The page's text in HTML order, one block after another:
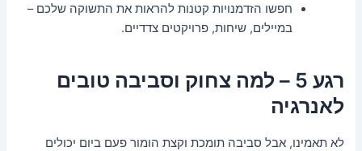
חפשו הזדמנויות קטנות להראות את התשוקה שלכם –
במיילים, שיחות, פרויקטים צדדיים.
רגע 5 – למה צחוק וסביבה טובים
לאנרגיה
לא תאמינו, אבל סביבה תומכת וקצת הומור פעם ביום יכולים